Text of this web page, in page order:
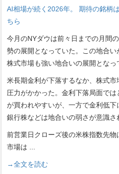
AI相場が続く2026年。 期待の銘柄
ちら
今月のNYダウは前々日までの月間
勢の展開となっていた。この地合
株式市場も強い地合いの展開となっ
米長期金利が下落するなか、株式
圧力がかかった。金利下落局面で
が買われやすいが、一方で金利低
銀行株などは地合いの弱さが意識さ
前営業日クローズ後の米株指数先
市場は ...
→全文を読む